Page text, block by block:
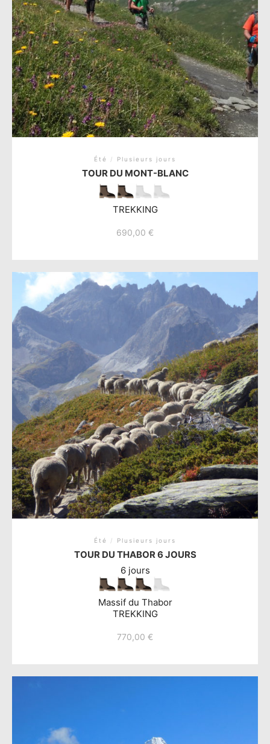
Été / Plusieurs jours
TOUR DU MONT-BLANC
TREKKING
690,00 €
Été / Plusieurs jours
TOUR DU THABOR 6 JOURS
6 jours
Massif du Thabor
TREKKING
770,00 €